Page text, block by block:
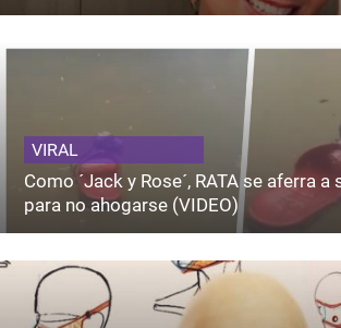
VIRAL
Como ´Jack y Rose´, RATA se aferra a
para no ahogarse (VIDEO)